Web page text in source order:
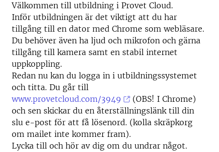
Välkommen till utbildning i Provet Cloud.
Inför utbildningen är det viktigt att du har
tillgång till en dator med Chrome som webläsare.
Du behöver även ha ljud och mikrofon och gärna
tillgång till kamera samt en stabil internet
uppkoppling.
Redan nu kan du logga in i utbildningssystemet
och titta. Du går till
www.provetcloud.com/3949
(OBS! I Chrome)
och sen skickar du en återställningslänk till din
slu e-post för att få lösenord. (kolla skräpkorg
om mailet inte kommer fram).
Lycka till och hör av dig om du undrar något.